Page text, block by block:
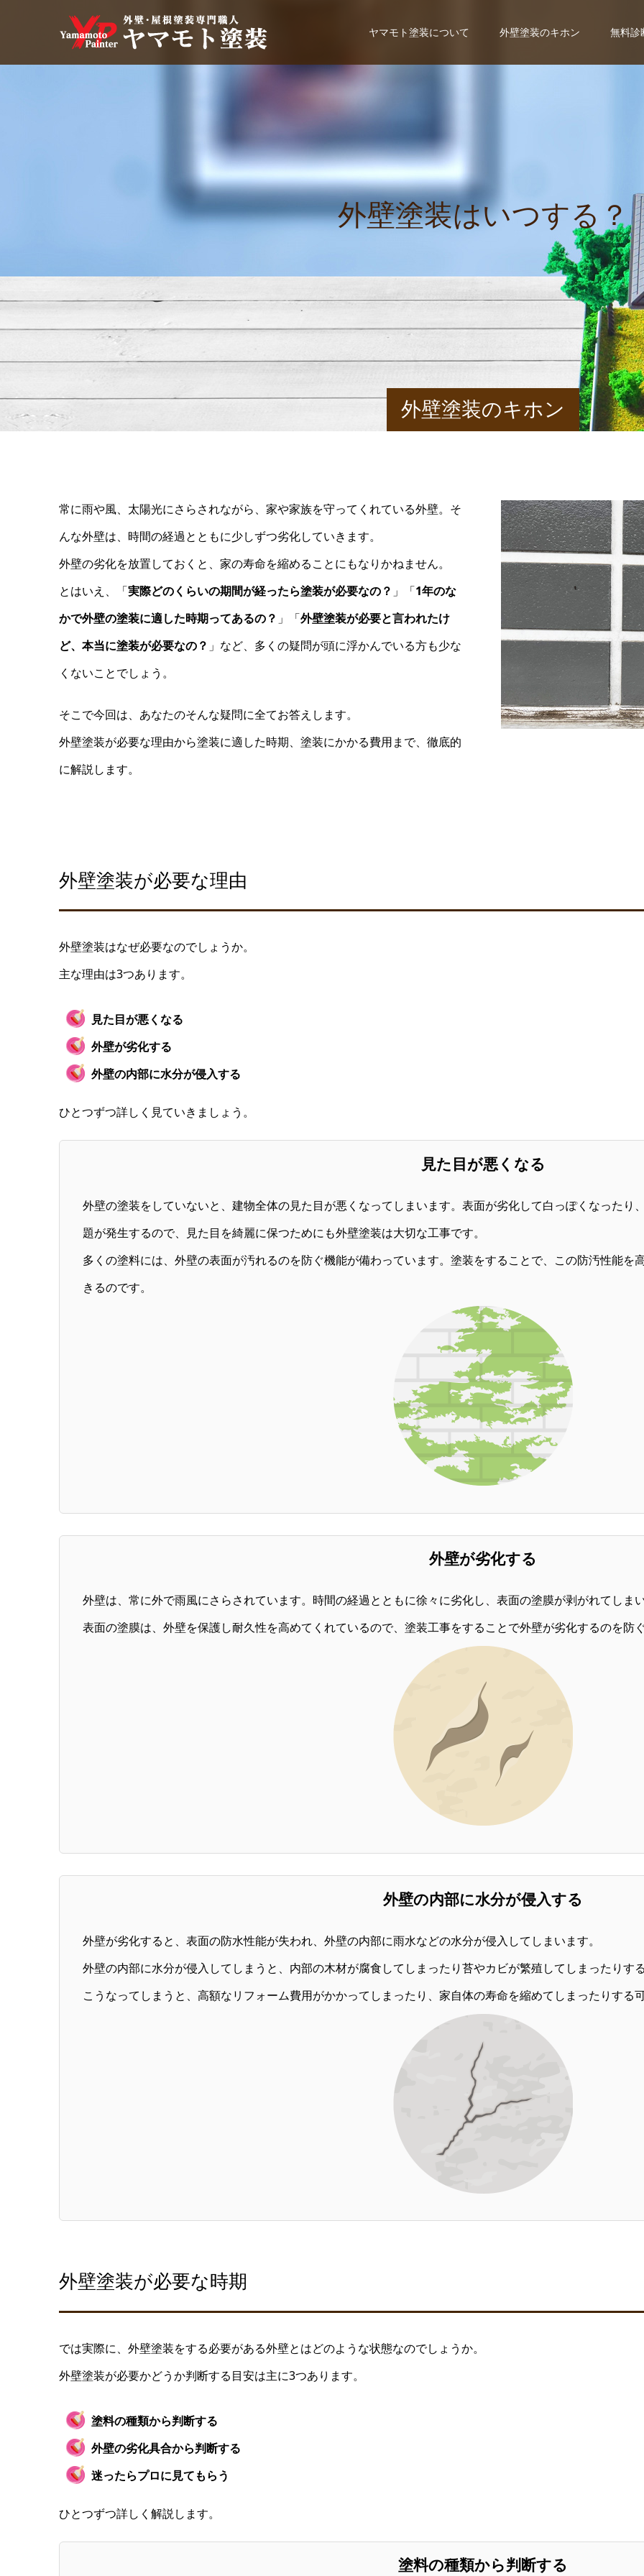
ヤマモト塗装について 外壁塗装のキホン 無料診
外壁塗装のキホン
外壁塗装は い す る ？
外壁塗 装が
常に雨や風、太陽光にさらされながら、家や家族を守ってくれている外壁。そ
んな外壁は、時間の経過とともに少しずつ劣化していきます。
外壁の劣化を放置しておくと、家の寿命を縮めることにもなりかねません。
とはいえ、「実際どのくらいの期間が経ったら塗装が必要なの？ 」「1年のな
かで外壁の塗装に適した時期ってあるの？ 」「外壁塗装が必要と言われたけ
ど、本当に塗装が必要なの？ 」など、多くの疑問が頭に浮かんでいる方も少な
くないことでしょう。
そこで今回は、あなたのそんな疑問に全てお答えします。
外壁塗装が必要な理由から塗装に適した時期、塗装にかかる費用まで、徹底的
に解説します。
外壁塗装が必要な理由
外壁塗装はなぜ必要なのでしょうか。
主な理由は3つあります。
見た目が悪くなる
外壁が劣化する
外壁の内部に水分が侵入する
ひとつずつ詳しく見ていきましょう。
見た目が悪くなる
外壁の塗装をしていないと、建物全体の見た目が悪くなってしまいます。表面が劣化して白っぽくなったり
題が発生するので、見た目を綺麗に保つためにも外壁塗装は大切な工事です。
多くの塗料には、外壁の表面が汚れるのを防ぐ機能が備わっています。塗装をすることで、この防汚性能を
きるのです。
外壁が劣化する
外壁は、常に外で雨風にさらされています。時間の経過とともに徐々に劣化し、表面の塗膜が剥がれてしま
表面の塗膜は、外壁を保護し耐久性を高めてくれているので、塗装工事をすることで外壁が劣化するのを防
外壁の内部に水分が侵入する
外壁が劣化すると、表面の防水性能が失われ、外壁の内部に雨水などの水分が侵入してしまいます。
外壁の内部に水分が侵入してしまうと、内部の木材が腐食してしまったり苔やカビが繁殖してしまったりす
こうなってしまうと、高額なリフォーム費用がかかってしまったり、家自体の寿命を縮めてしまったりする
外壁塗装が必要な時期
では実際に、外壁塗装をする必要がある外壁とはどのような状態なのでしょうか。
外壁塗装が必要かどうか判断する目安は主に3つあります。
塗料の種類から判断する
外壁の劣化具合から判断する
迷ったらプロに見てもらう
ひとつずつ詳しく解説します。
塗料の種類から判断する